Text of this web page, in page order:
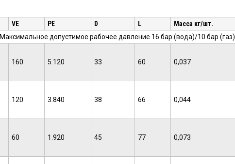
VE PE D L Масса кг/шт.
Максимальное допустимое рабочее давление 16 бар (вода)/10 бар (газ)
160 5.120 33 60 0,037
120 3.840 38 66 0,044
60 1.920 45 77 0,073